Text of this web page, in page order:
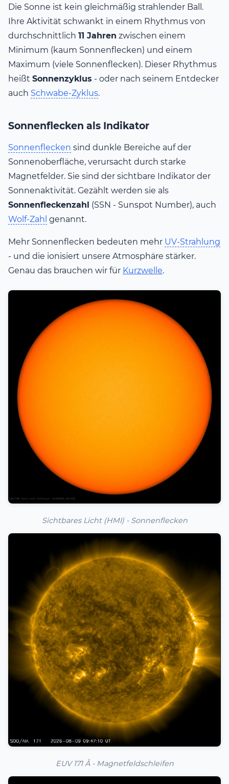
Die Sonne ist kein gleichmäßig strahlender Ball.
Ihre Aktivität schwankt in einem Rhythmus von
durchschnittlich 11 Jahren zwischen einem
Minimum (kaum Sonnenflecken) und einem
Maximum (viele Sonnenflecken). Dieser Rhythmus
heißt Sonnenzyklus - oder nach seinem Entdecker
auch Schwabe-Zyklus.
Sonnenflecken als Indikator
Sonnenflecken sind dunkle Bereiche auf der
Sonnenoberfläche, verursacht durch starke
Magnetfelder. Sie sind der sichtbare Indikator der
Sonnenaktivität. Gezählt werden sie als
Sonnenfleckenzahl (SSN - Sunspot Number), auch
Wolf-Zahl genannt.
Mehr Sonnenflecken bedeuten mehr UV-Strahlung
- und die ionisiert unsere Atmosphäre stärker.
Genau das brauchen wir für Kurzwelle.
Sichtbares Licht (HMI) - Sonnenflecken
EUV 171 Å - Magnetfeldschleifen